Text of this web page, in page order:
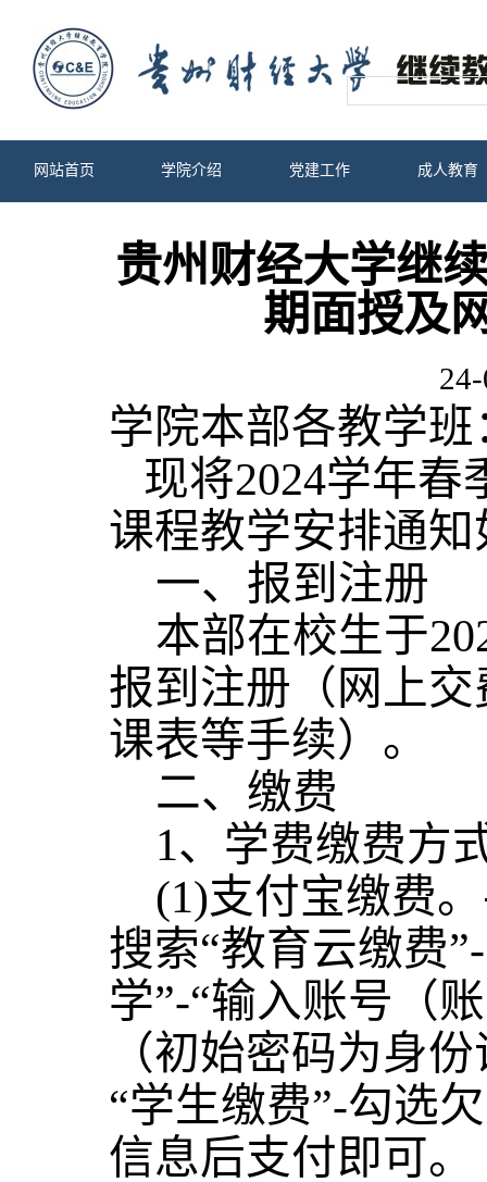
网站首页 学院介绍 党建工作 成人教育
贵州财经大学继
期面授及
学院本部各教学班
现将2024学年春
课程教学安排通知
一、 报到注册
本部在校生于
报到注册（网上
课表等手续）。
二、 缴费
1、学费缴费方
(1)支付宝缴费
搜索“教育云缴费
学”-“输入账号（
（初始密码为身
“学生缴费”-勾选
信息后支付即可。